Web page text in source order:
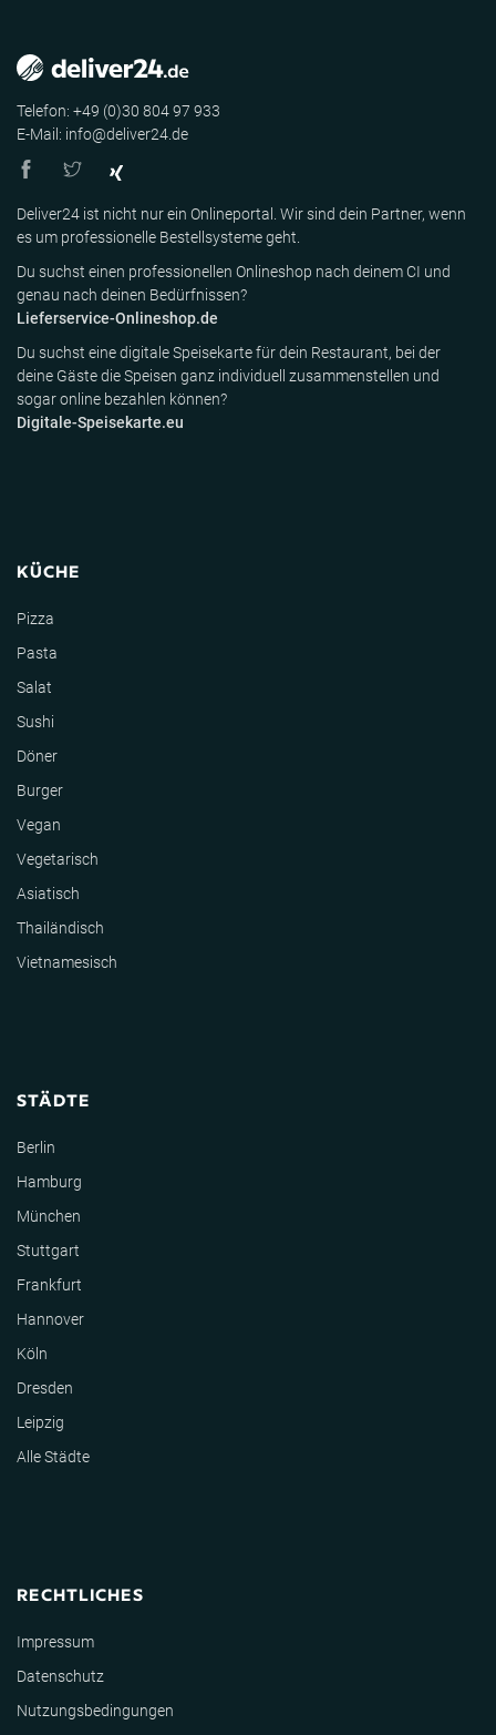
Telefon: +49 (0)30 804 97 933
E-Mail: info@deliver24.de
Deliver24 ist nicht nur ein Onlineportal. Wir sind dein Partner, wenn
es um professionelle Bestellsysteme geht.
Du suchst einen professionellen Onlineshop nach deinem CI und
genau nach deinen Bedürfnissen?
Lieferservice-Onlineshop.de
Du suchst eine digitale Speisekarte für dein Restaurant, bei der
deine Gäste die Speisen ganz individuell zusammenstellen und
sogar online bezahlen können?
Digitale-Speisekarte.eu
KÜCHE
Pizza
Pasta
Salat
Sushi
Döner
Burger
Vegan
Vegetarisch
Asiatisch
Thailändisch
Vietnamesisch
STÄDTE
Berlin
Hamburg
München
Stuttgart
Frankfurt
Hannover
Köln
Dresden
Leipzig
Alle Städte
RECHTLICHES
Impressum
Datenschutz
Nutzungsbedingungen